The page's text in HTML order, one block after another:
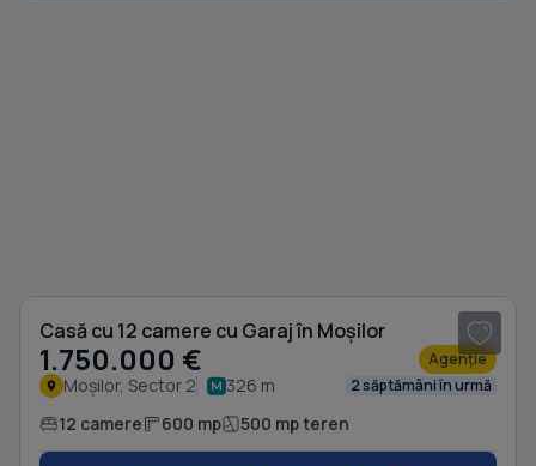
Casă cu 12 camere cu Garaj în Moșilor
1.750.000 € Agenție
Moșilor, Sector 2 326 m 2 săptămâni în urmă
12 camere 600 mp 500 mp teren